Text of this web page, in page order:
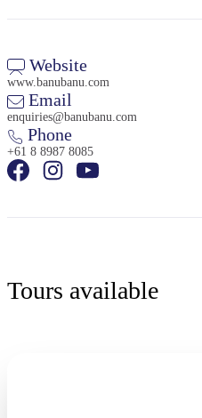
Website
www.banubanu.com
Email
enquiries@banubanu.com
Phone
+61 8 8987 8085
Tours available